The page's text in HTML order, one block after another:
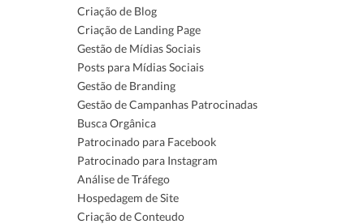
Criação de Blog
Criação de Landing Page
Gestão de Mídias Sociais
Posts para Mídias Sociais
Gestão de Branding
Gestão de Campanhas Patrocinadas
Busca Orgânica
Patrocinado para Facebook
Patrocinado para Instagram
Análise de Tráfego
Hospedagem de Site
Criação de Conteudo